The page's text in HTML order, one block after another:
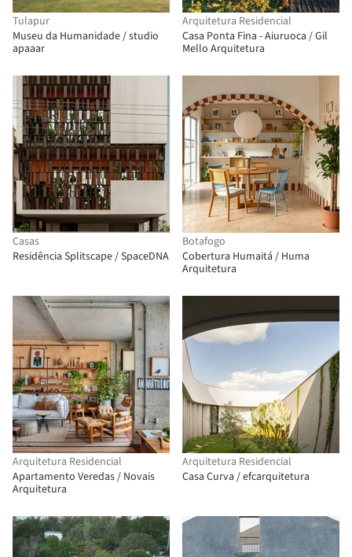
Tulapur
Museu da Humanidade / studio
apaaar
Arquitetura Residencial
Casa Ponta Fina - Aiuruoca / Gil
Mello Arquitetura
Casas
Residência Splitscape / SpaceDNA
Botafogo
Cobertura Humaitá / Huma
Arquitetura
Arquitetura Residencial
Apartamento Veredas / Novais
Arquitetura
Arquitetura Residencial
Casa Curva / efcarquitetura